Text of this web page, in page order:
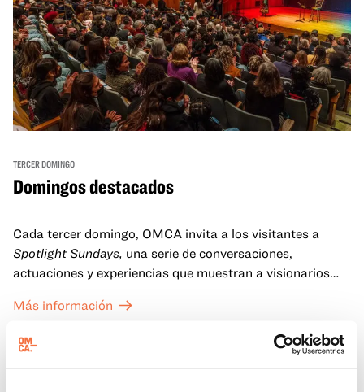
TERCER DOMINGO
Domingos destacados
Cada tercer domingo, OMCA invita a los visitantes a
Spotlight Sundays, una serie de conversaciones,
actuaciones y experiencias que muestran a visionarios
Más información